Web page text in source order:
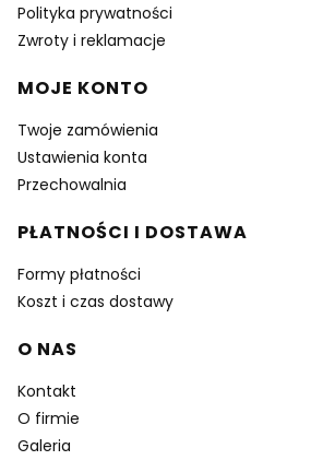
Polityka prywatności
Zwroty i reklamacje
MOJE KONTO
Twoje zamówienia
Ustawienia konta
Przechowalnia
PŁATNOŚCI I DOSTAWA
Formy płatności
Koszt i czas dostawy
O NAS
Kontakt
O firmie
Galeria